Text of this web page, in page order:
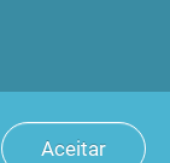
Aceitar